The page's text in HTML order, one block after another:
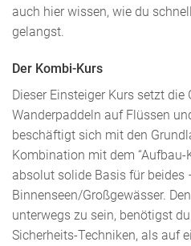
auch hier wissen, wie du
gelangst.
Der Kombi-Kurs
Dieser Einsteiger Kurs setzt
Wanderpaddeln auf Flüssen
beschäftigt sich mit den
Kombination mit dem “Aufbau-
absolut solide Basis für beides
Binnenseen/Großgewässer.
unterwegs zu sein, benötigst
Sicherheits-Techniken, als auf